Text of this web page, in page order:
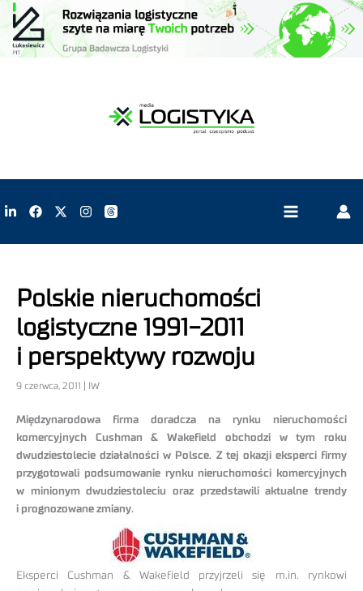
Polskie nieruchomości
logistyczne 1991-2011
i perspektywy rozwoju
9 czerwca, 2011 | IW
Międzynarodowa firma doradcza na rynku nieruchomości
komercyjnych Cushman & Wakefield obchodzi w tym roku
dwudziestolecie działalności w Polsce. Z tej okazji eksperci firmy
przygotowali podsumowanie rynku nieruchomości komercyjnych
w minionym dwudziestoleciu oraz przedstawili aktualne trendy
i prognozowane zmiany.
Eksperci Cushman & Wakefield przyjrzeli się m.in. rynkowi